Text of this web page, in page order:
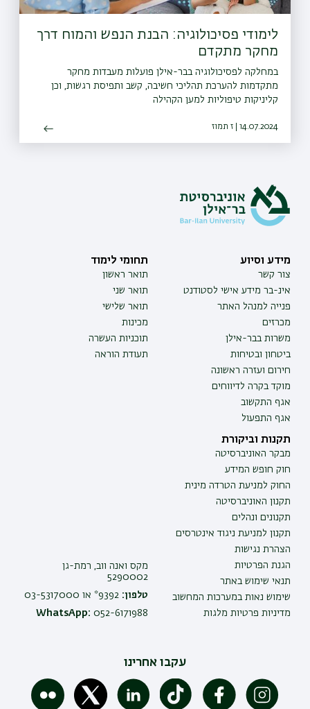
לימודי פסיכולוגיה: הבנת הנפש והמוח דרך
מחקר מתקדם
במחלקה לפסיכולוגיה בבר-אילן פועלות מעבדות מחקר
מתקדמות להערכת תהליכי חשיבה, קשב ותפיסת רגשות, וכן
קליניקות טיפוליות למען הקהילה
14.07.2024 | ז תמוז
מידע וסיוע
צור קשר
אינ-בר מידע אישי לסטודנט
פנייה למנהל האתר
מכרזים
משרות בבר-אילן
ביטחון ובטיחות
חירום ועזרה ראשונה
מוקד בקרה לדיווחים
אגף התקשוב
אגף התפעול
תחומי לימוד
תואר ראשון
תואר שני
תואר שלישי
מכינות
תוכניות העשרה
תעודת הוראה
תקנות וביקורת
מבקר האוניברסיטה
חוק חופש המידע
החוק למניעת הטרדה מינית
תקנון האוניברסיטה
תקנונים ונהלים
תקנון למניעת ניגוד אינטרסים
הצהרת נגישות
הגנת הפרטיות
תנאי שימוש באתר
שימוש נאות במערכות המחשוב
מדיניות פרטיות מלגות
מקס ואנה ווב, רמת-גן
5290002
טלפון:
WhatsApp: 052-6171988
עקבו אחרינו